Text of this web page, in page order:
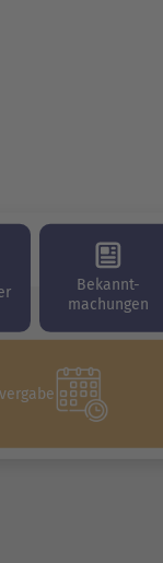
Bekannt-
machungen